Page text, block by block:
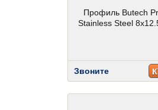
Профиль Butech
Stainless Steel
Звоните